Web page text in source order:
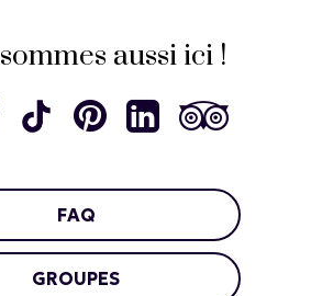
aussi ici !
FAQ
GROUPES